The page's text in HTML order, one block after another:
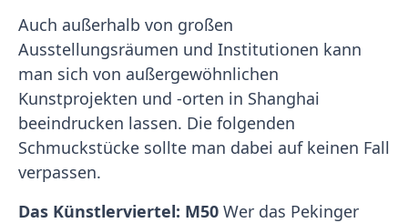
Auch außerhalb von großen
Ausstellungsräumen und Institutionen kann
man sich von außergewöhnlichen
Kunstprojekten und -orten in Shanghai
beeindrucken lassen. Die folgenden
Schmuckstücke sollte man dabei auf keinen Fall
verpassen.
Das Künstlerviertel: M50 Wer das Pekinger